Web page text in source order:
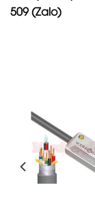
509 (Zalo)